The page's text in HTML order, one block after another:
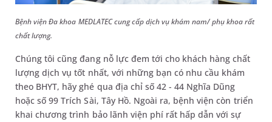
Bệnh viện Đa khoa MEDLATEC cung cấp dịch vụ khám nam/ phụ khoa rất
chất lượng.
Chúng tôi cũng đang nỗ lực đem tới cho khách hàng chất
lượng dịch vụ tốt nhất, với những bạn có nhu cầu khám
theo BHYT, hãy ghé qua địa chỉ số 42 - 44 Nghĩa Dũng
hoặc số 99 Trích Sài, Tây Hồ. Ngoài ra, bệnh viện còn triển
khai chương trình bảo lãnh viện phí rất hấp dẫn với sự